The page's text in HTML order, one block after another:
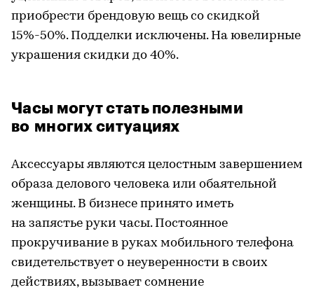
приобрести брендовую вещь со скидкой
15%-50%. Подделки исключены. На ювелирные
украшения скидки до 40%.
Часы могут стать полезными
во многих ситуациях
Аксессуары являются целостным завершением
образа делового человека или обаятельной
женщины. В бизнесе принято иметь
на запястье руки часы. Постоянное
прокручивание в руках мобильного телефона
свидетельствует о неуверенности в своих
действиях, вызывает сомнение